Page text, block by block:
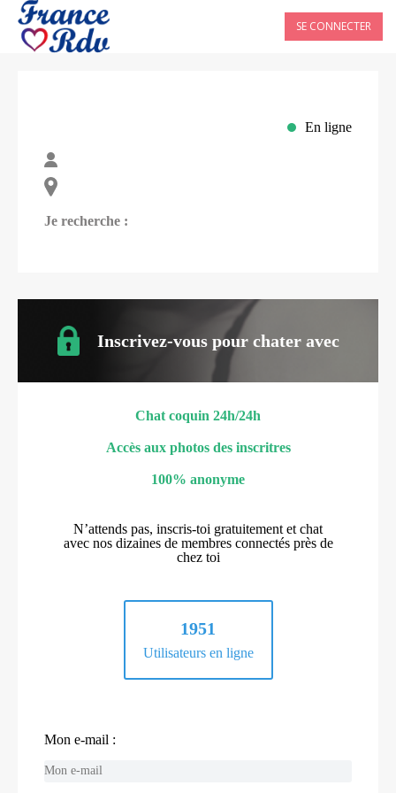
SE CONNECTER
En ligne
Je recherche :
Inscrivez-vous pour chater avec
Chat coquin 24h/24h
Accès aux photos des inscritres
100% anonyme
N’attends pas, inscris-toi gratuitement et chat
avec nos dizaines de membres connectés près de
chez toi
1951
Utilisateurs en ligne
Mon e-mail :